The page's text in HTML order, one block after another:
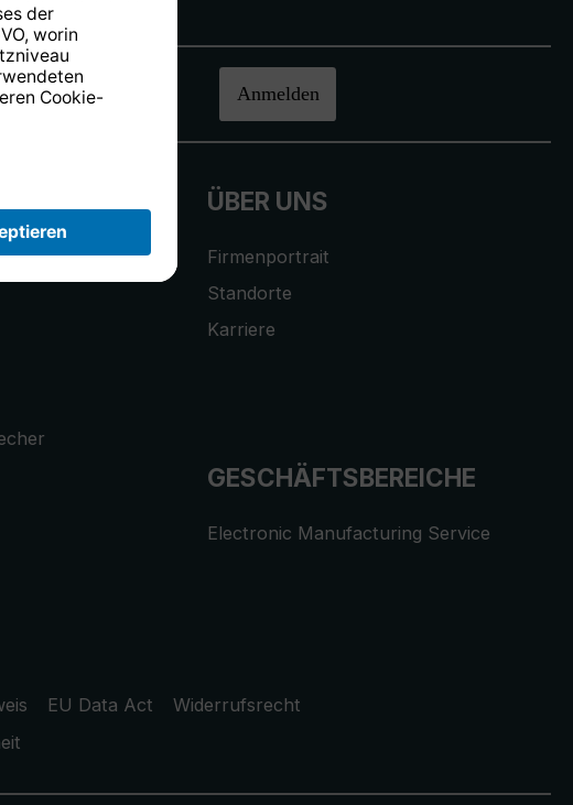
erhalten. Anmelden
ÜBER UNS
Firmenportrait
Standorte
Karriere
GESCHÄFTSBEREICHE
Electronic Manufacturing Service
EU Data Act
Widerrufsrecht